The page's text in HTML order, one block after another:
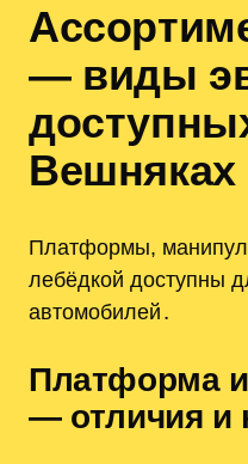
— виды
Вешняках
Платформы,
лебёдкой доступны
автомобилей․
Платформа
— отличия и